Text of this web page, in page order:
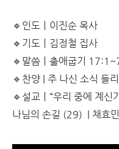
🔹인도ㅣ이진순 목사
🔹기도ㅣ김정철 집사
🔹말씀ㅣ출애굽기
🔹찬양 | 주 나신 소식 들
🔹설교ㅣ“우리 중에 계신
나님의 손길 (29) | 채효